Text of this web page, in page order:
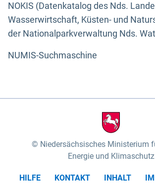
NOKIS (Datenkatalog des Nds.
Wasserwirtschaft, Küsten- und
der Nationalparkverwaltung Nds.
NUMIS-Suchmaschine
Niedersächsisches Ministerium
Energie und Klimaschutz
HILFE KONTAKT INHALT